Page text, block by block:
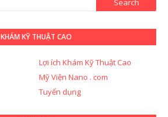
KHÁM KỸ THUẬT CAO
Lợi ích Khám Kỹ Thuật Cao
Mỹ Viện Nano . com
Tuyển dụng